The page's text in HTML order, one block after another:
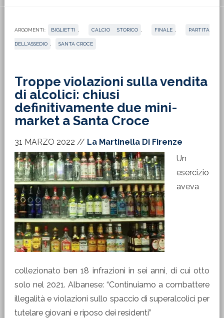
ARGOMENTI: BIGLIETTI CALCIO STORICO FINALE PARTITA
DELL'ASSEDIO SANTA CROCE
Troppe violazioni sulla vendita
di alcolici: chiusi
definitivamente due mini-
market a Santa Croce
31 MARZO 2022 // La Martinella Di Firenze
Un
esercizio
aveva
collezionato ben 18 infrazioni in sei anni, di cui otto
solo nel 2021. Albanese: “Continuiamo a combattere
illegalità e violazioni sullo spaccio di superalcolici per
tutelare giovani e riposo dei residenti”